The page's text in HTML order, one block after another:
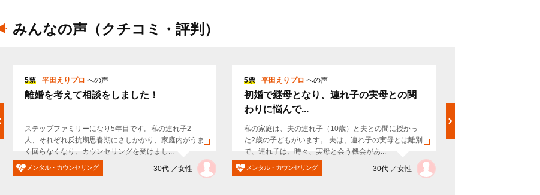
みんなの声（クチコミ・評判）
5票 平田えりプロ への声
離婚を考えて相談をしました！
ステップファミリーになり5年目です。私の連れ子2
人、それぞれ反抗期思春期にさしかかり、家庭内がうま
く回らなくなり、カウンセリングを受けまし...
メンタル・カウンセリング 30代 ／女性
5票 平田えりプロ への声
初婚で継母となり、連れ子の実母との関
わりに悩んで...
私の家庭は、夫の連れ子（10歳）と夫との間に授かっ
た2歳の子どもがいます。 夫は、連れ子の実母とは離別
で、連れ子は、時々、実母と会う機会があ...
メンタル・カウンセリング 30代 ／女性